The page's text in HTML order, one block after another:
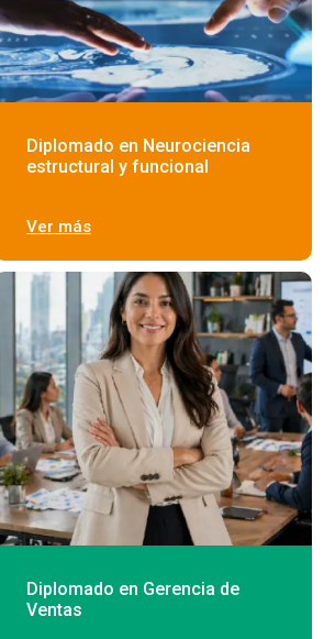
Diplomado en Neurociencia
estructural y funcional
Ver más
Diplomado en Gerencia de
Ventas